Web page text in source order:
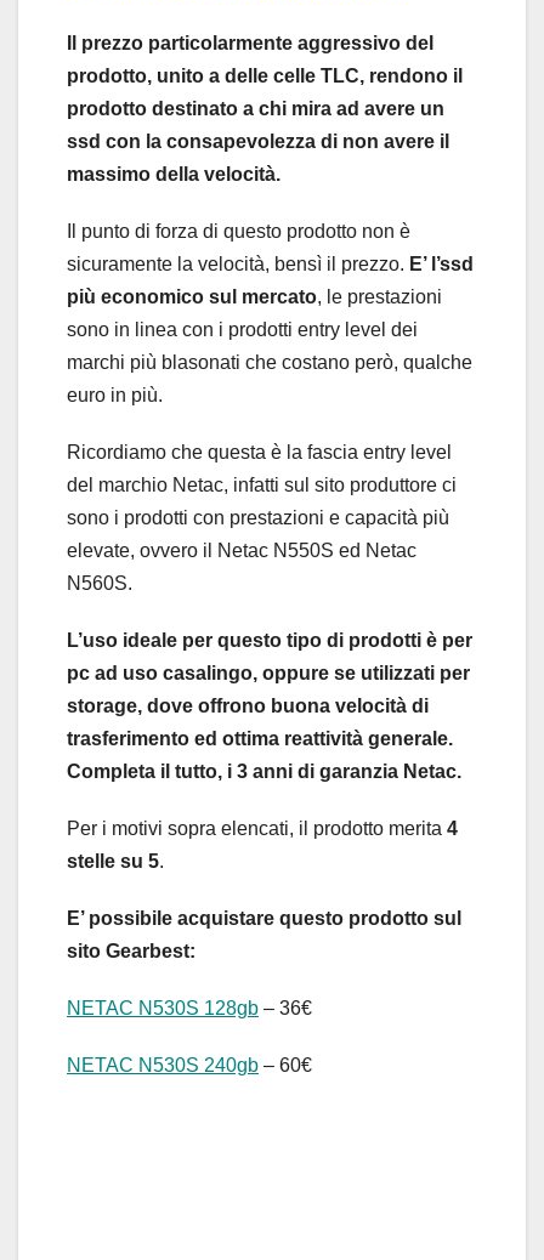
Il prezzo particolarmente aggressivo del
prodotto, unito a delle celle TLC, rendono il
prodotto destinato a chi mira ad avere un
ssd con la consapevolezza di non avere il
massimo della velocità.
Il punto di forza di questo prodotto non è
sicuramente la velocità, bensì il prezzo. E’ l’ssd
più economico sul mercato, le prestazioni
sono in linea con i prodotti entry level dei
marchi più blasonati che costano però, qualche
euro in più.
Ricordiamo che questa è la fascia entry level
del marchio Netac, infatti sul sito produttore ci
sono i prodotti con prestazioni e capacità più
elevate, ovvero il Netac N550S ed Netac
N560S.
L’uso ideale per questo tipo di prodotti è per
pc ad uso casalingo, oppure se utilizzati per
storage, dove offrono buona velocità di
trasferimento ed ottima reattività generale.
Completa il tutto, i 3 anni di garanzia Netac.
Per i motivi sopra elencati, il prodotto merita 4
stelle su 5.
E’ possibile acquistare questo prodotto sul
sito Gearbest:
NETAC N530S 128gb – 36€
NETAC N530S 240gb – 60€